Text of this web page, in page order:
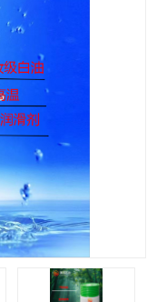
号化妆级白油